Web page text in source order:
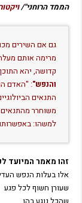
הממד הרוחני"/
גם אם השירים
מרימה אותם
קדושה, יהא
והנפש": "האדם
התנאים
משוחרר
למשהו:
זהו מאמר המיועד
אלו בעלות הנפש
שעורן חשוף לכל פגע